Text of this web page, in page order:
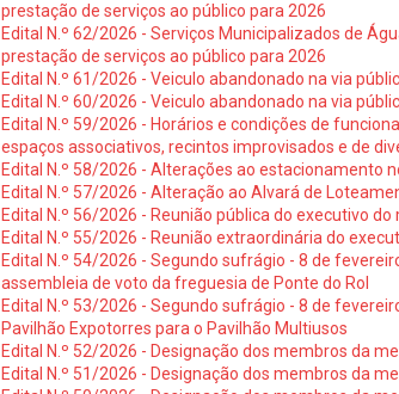
prestação de serviços ao público para 2026
Edital N.º 62/2026 - Serviços Municipalizados de
prestação de serviços ao público para 2026
Edital N.º 61/2026 - Veiculo abandonado na via
Edital N.º 60/2026 - Veiculo abandonado na via
Edital N.º 59/2026 - Horários e condições de
espaços associativos, recintos improvisados e de
Edital N.º 58/2026 - Alterações ao estacionamento
Edital N.º 57/2026 - Alteração ao Alvará de
Edital N.º 56/2026 - Reunião pública do executivo
Edital N.º 55/2026 - Reunião extraordinária do
Edital N.º 54/2026 - Segundo sufrágio - 8 de
assembleia de voto da freguesia de Ponte do Rol
Edital N.º 53/2026 - Segundo sufrágio - 8 de
Pavilhão Expotorres para o Pavilhão Multiusos
Edital N.º 52/2026 - Designação dos membros da
Edital N.º 51/2026 - Designação dos membros da